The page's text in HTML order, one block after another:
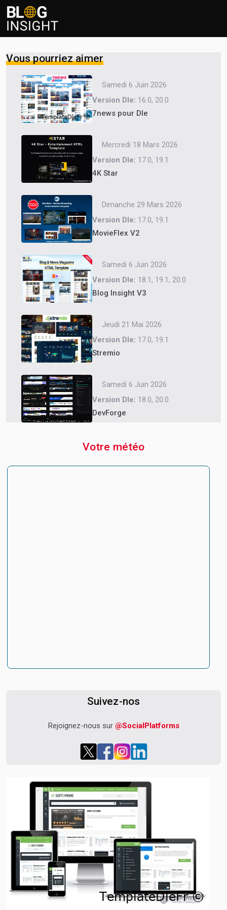
Vous pourriez aimer
Samedi 6 Juin 2026
Version Dle: 16.0, 20.0
7news pour Dle
Mercredi 18 Mars 2026
Version Dle: 17.0, 19.1
4K Star
Dimanche 29 Mars 2026
Version Dle: 17.0, 19.1
MovieFlex V2
Samedi 6 Juin 2026
Version Dle: 18.1, 19.1, 20.0
Blog Insight V3
Jeudi 21 Mai 2026
Version Dle: 17.0, 19.1
Stremio
Samedi 6 Juin 2026
Version Dle: 18.0, 20.0
DevForge
Votre météo
Suivez-nos
Rejoignez-nous sur @SocialPlatforms